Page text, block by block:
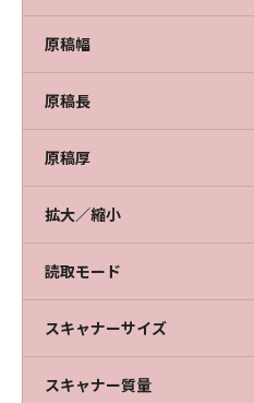
原稿幅
原稿長
原稿厚
拡大／縮小
読取モード
スキャナーサイズ
スキャナー質量